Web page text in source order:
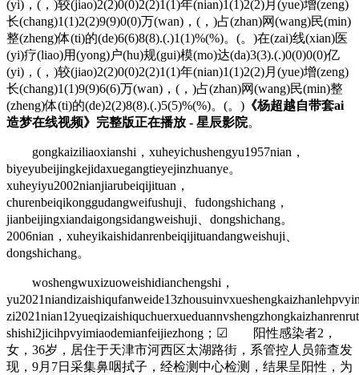
(yi)，(，)较(jiao)2(2)0(0)2(2)1(1)年(nian)1(1)2(2)月(yue)增(zeng)
长(chang)1(1)2(2)9(9)0(0)万(wan)，(，)占(zhan)网(wang)民(min)
整(zheng)体(ti)的(de)6(6)8(8).(.)1(1)%(%)。(。)在(zai)线(xian)医
(yi)疗(liao)用(yong)户(hu)规(gui)模(mo)达(da)3(3).(.)0(0)0(0)亿
(yi)，(，)较(jiao)2(2)0(0)2(2)1(1)年(nian)1(1)2(2)月(yue)增(zeng)
长(chang)1(1)9(9)6(6)万(wan)，(，)占(zhan)网(wang)民(min)整
(zheng)体(ti)的(de)2(2)8(8).(.)5(5)%(%)。(。) 《杨超越自带套ai
造梦在线视频》完整版正在播放 - 星辰影院。
gongkaiziliaoxianshi，xuheyichushengyu1957nian，
biyeyubeijingkejidaxuegangtieyejinzhuanye。
xuheyiyu2002nianjiarubeiqijituan，
churenbeiqikonggudangweifushuji、fudongshichang，
jianbeijingxiandaigongsidangweishuji、dongshichang。
2006nian，xuheyikaishidanrenbeiqijituandangweishuji、
dongshichang。
woshengwuxizuoweishidianchengshi，
shishi2jicihpvyimiaodemianfeijiezhong；☑ 阳性感染者2，
女，36岁，居住于天津市河西区太湖路街，系管控人员筛查发
现，9月7日采集鼻咽拭子，经检测中心检测，结果呈阳性，为